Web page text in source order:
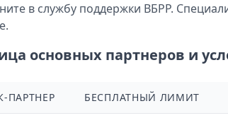
в службу поддержки ВБРР.
основных партнеров и
ПАРТНЕР БЕСПЛАТНЫЙ ЛИМИТ